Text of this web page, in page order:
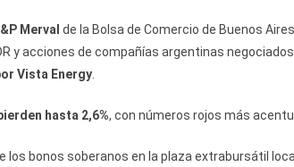
Merval de la Bolsa de Comercio de Buenos Aires
y acciones de compañías argentinas
Vista Energy.
hasta 2,6%, con números rojos más
los bonos soberanos en la plaza extrabursátil